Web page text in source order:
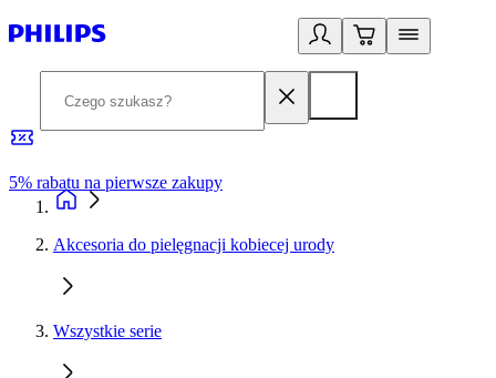
5% rabatu na pierwsze zakupy
Akcesoria do pielęgnacji kobiecej urody
Wszystkie serie